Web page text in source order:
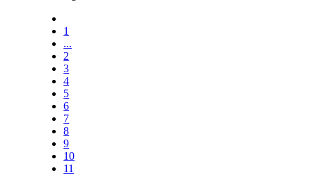
1
...
2
3
4
5
6
7
8
9
10
11